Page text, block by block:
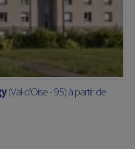
(Val-d'Oise - 95) à partir de